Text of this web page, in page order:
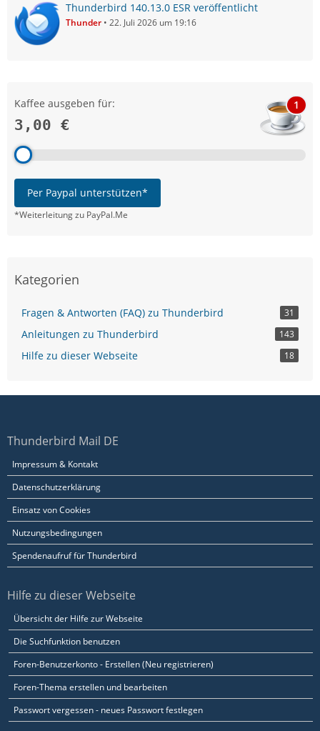
Thunderbird 140.13.0 ESR veröffentlicht
Thunder 22. Juli 2026 um 19:16
Kaffee ausgeben für:
3,00 €
1
Per Paypal unterstützen*
*Weiterleitung zu PayPal.Me
Kategorien
Fragen & Antworten (FAQ) zu Thunderbird 31
Anleitungen zu Thunderbird 143
Hilfe zu dieser Webseite 18
Thunderbird Mail DE
Impressum & Kontakt
Datenschutzerklärung
Einsatz von Cookies
Nutzungsbedingungen
Spendenaufruf für Thunderbird
Hilfe zu dieser Webseite
Übersicht der Hilfe zur Webseite
Die Suchfunktion benutzen
Foren-Benutzerkonto - Erstellen (Neu registrieren)
Foren-Thema erstellen und bearbeiten
Passwort vergessen - neues Passwort festlegen